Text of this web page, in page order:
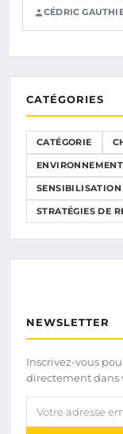
CÉDRIC
CATÉGORIES
CATÉGORIE
SENSIBILISATION
STRATÉGIES DE
NEWSLETTER
Inscrivez-vous
directement dans
Votre adresse